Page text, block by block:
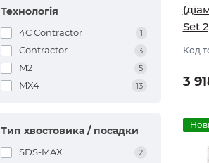
Технологія
4C Contractor 1
Contractor 3
M2 5
MX4 13
Тип хвостовика / посадки
SDS-MAX 2
Set
Код
3